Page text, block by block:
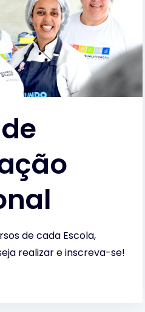
de cada Escola,
realizar e inscreva-se!